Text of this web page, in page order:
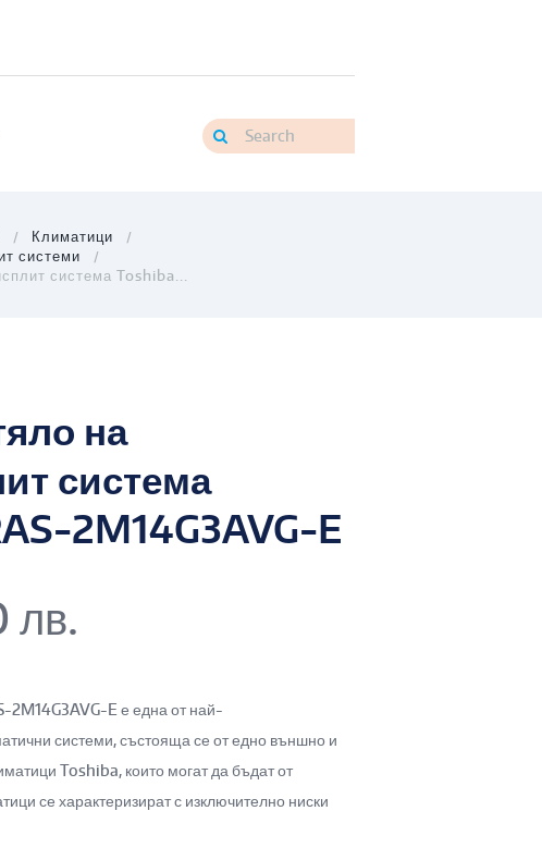
Климатици
системи
система Toshiba...
на
система
2M14G3AVG-E
лв.
2M14G3AVG-E е една от най-
системи, състояща се от едно външно и
Toshiba, които могат да бъдат от
се характеризират с изключително ниски